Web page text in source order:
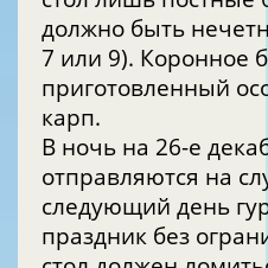
должно быть
7 или 9). Коронное
приготовленный
карп.
В ночь на 26-е
отправляются на
следующий день
праздник без